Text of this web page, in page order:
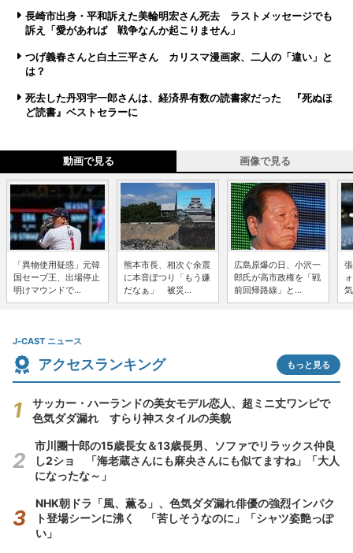
長崎市出身・平和訴えた美輪明宏さん死去 ラストメッセージでも
訴え「愛があれば 戦争なんか起こりません」
つげ義春さんと白土三平さん カリスマ漫画家、二人の「違い」と
は？
死去した丹羽宇一郎さんは、経済界有数の読書家だった 『死ぬほ
ど読書』ベストセラーに
動画で見る 画像で見る
「異物使用疑惑」元韓
国セーブ王、出場停止
明けマウンドで...
熊本市長、相次ぐ余震
に本音ぽつり「もう嫌
だなぁ」 被災...
広島原爆の日、小沢一
郎氏が高市政権を「戦
前回帰路線」と...
J-CAST ニュース
アクセスランキング もっと見る
サッカー・ハーランドの美女モデル恋人、超ミニ丈ワンピで
色気ダダ漏れ すらり神スタイルの美貌
市川團十郎の15歳長女＆13歳長男、ソファでリラックス仲良
し2ショ 「海老蔵さんにも麻央さんにも似てますね」「大人
になったな～」
NHK朝ドラ「風、薫る」、色気ダダ漏れ俳優の強烈インパク
ト登場シーンに沸く 「苦しそうなのに」「シャツ姿艶っぽ
い」